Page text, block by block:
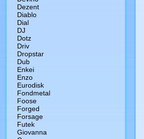
Dezent
Diablo
Dial
DJ
Dotz
Driv
Dropstar
Dub
Enkei
Enzo
Eurodisk
Fondmetal
Foose
Forged
Forsage
Futek
Giovanna